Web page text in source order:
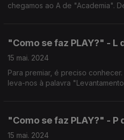
chegamos ao A de "Academia".
"Como se faz PLAY?" - L
15 mai. 2024
Para premiar, é preciso
leva-nos à palavra
"Como se faz PLAY?" - P
15 mai. 2024